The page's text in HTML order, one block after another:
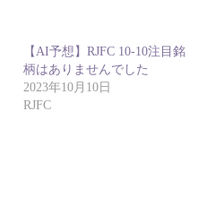
【AI予想】RJFC 10-10注目銘
柄はありませんでした
2023年10月10日
RJFC